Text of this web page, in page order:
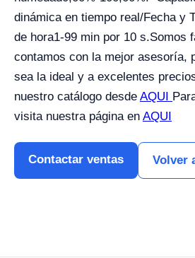
dinámica en tiempo real/Fecha y
de hora1-99 min por 10 s.Somos
contamos con la mejor asesoría,
sea la ideal y a excelentes
nuestro catálogo desde AQUI
visita nuestra página en AQUI
Contactar ventas Volver